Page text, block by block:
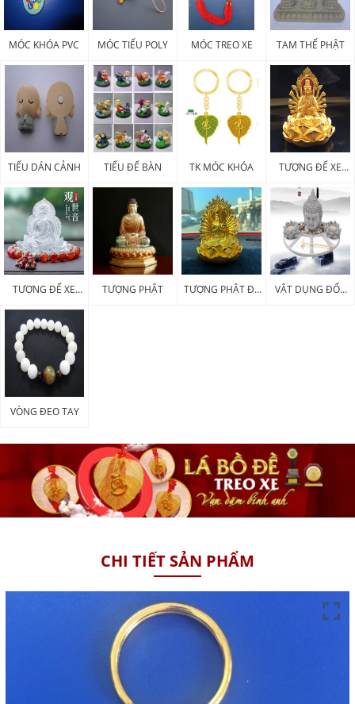
MÓC KHÓA PVC MÓC TIỂU POLY MÓC TREO XE TAM THẾ PHẬT
TIỂU DÁN CẢNH TIỂU ĐỂ BÀN TK MÓC KHÓA
TƯỢNG ĐỂ XE
TƯỢNG ĐỂ XE
TƯỢNG PHẬT
TƯỢNG PHẬT ĐỂ
VẬT DỤNG ĐỐT
VÒNG ĐEO TAY
CHI TIẾT SẢN PHẨM